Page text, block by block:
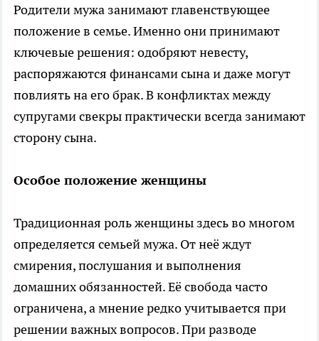
Родители мужа занимают главенствующее
положение в семье. Именно они принимают
ключевые решения: одобряют невесту,
распоряжаются финансами сына и даже могут
повлиять на его брак. В конфликтах между
супругами свекры практически всегда занимают
сторону сына.
Особое положение женщины
Традиционная роль женщины здесь во многом
определяется семьей мужа. От неё ждут
смирения, послушания и выполнения
домашних обязанностей. Её свобода часто
ограничена, а мнение редко учитывается при
решении важных вопросов. При разводе